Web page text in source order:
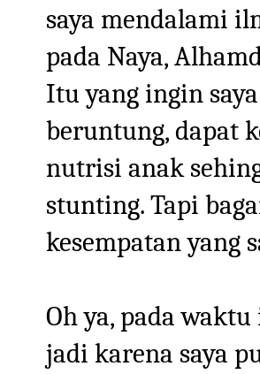
saya mendalami
pada Naya,
Itu yang ingin
beruntung, dapat
nutrisi anak
stunting. Tapi
kesempatan yang
Oh ya, pada
jadi karena saya